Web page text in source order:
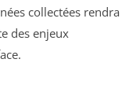
collectées rendra
des enjeux